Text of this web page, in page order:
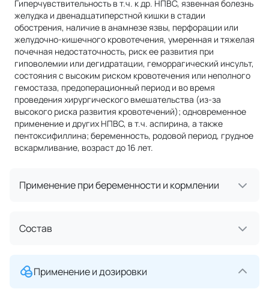
Гиперчувствительность в т.ч. к др. НПВС, язвенная болезнь
желудка и двенадцатиперстной кишки в стадии
обострения, наличие в анамнезе язвы, перфорации или
желудочно-кишечного кровотечения, умеренная и тяжелая
почечная недостаточность, риск ее развития при
гиповолемии или дегидратации, геморрагический инсульт,
состояния с высоким риском кровотечения или неполного
гемостаза, предоперационный период и во время
проведения хирургического вмешательства (из-за
высокого риска развития кровотечений); одновременное
применение и других НПВС, в т.ч. аспирина, а также
пентоксифиллина; беременность, родовой период, грудное
вскармливание, возраст до 16 лет.
Применение при беременности и кормлении
Состав
Применение и дозировки